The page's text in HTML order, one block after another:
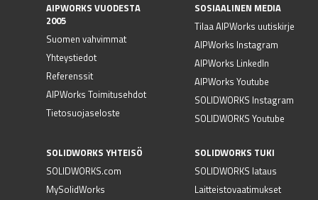
AIPWORKS VUODESTA
2005
Suomen vahvimmat
Yhteystiedot
Referenssit
AIPWorks Toimitusehdot
Tietosuojaseloste
SOSIAALINEN MEDIA
Tilaa AIPWorks uutiskirje
AIPWorks Instagram
AIPWorks LinkedIn
AIPWorks Youtube
SOLIDWORKS Instagram
SOLIDWORKS Youtube
SOLIDWORKS YHTEISÖ
SOLIDWORKS.com
MySolidWorks
SOLIDWORKS TUKI
SOLIDWORKS lataus
Laitteistovaatimukset